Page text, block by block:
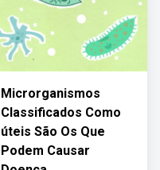
Microrganismos
Classificados Como
úteis São Os Que
Podem Causar